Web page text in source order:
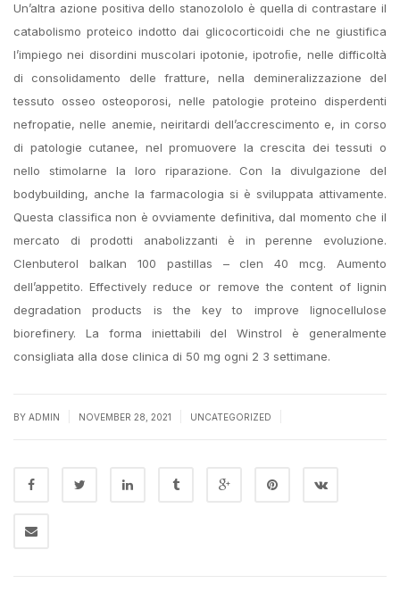
Un’altra azione positiva dello stanozololo è quella di contrastare il
catabolismo proteico indotto dai glicocorticoidi che ne giustifica
l’impiego nei disordini muscolari ipotonie, ipotroﬁe, nelle difficoltà
di consolidamento delle fratture, nella demineralizzazione del
tessuto osseo osteoporosi, nelle patologie proteino disperdenti
nefropatie, nelle anemie, neiritardi dell’accrescimento e, in corso
di patologie cutanee, nel promuovere la crescita dei tessuti o
nello stimolarne la loro riparazione. Con la divulgazione del
bodybuilding, anche la farmacologia si è sviluppata attivamente.
Questa classifica non è ovviamente definitiva, dal momento che il
mercato di prodotti anabolizzanti è in perenne evoluzione.
Clenbuterol balkan 100 pastillas – clen 40 mcg. Aumento
dell’appetito. Effectively reduce or remove the content of lignin
degradation products is the key to improve lignocellulose
biorefinery. La forma iniettabili del Winstrol è generalmente
consigliata alla dose clinica di 50 mg ogni 2 3 settimane.
BY ADMIN NOVEMBER 28, 2021 UNCATEGORIZED